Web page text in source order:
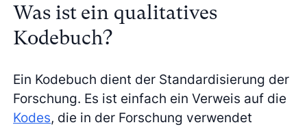
Was ist ein qualitatives
Kodebuch?
Ein Kodebuch dient der Standardisierung der
Forschung. Es ist einfach ein Verweis auf die
Kodes, die in der Forschung verwendet